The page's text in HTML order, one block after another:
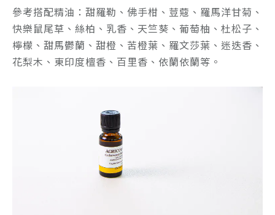
參考搭配精油： 甜羅勒、佛手柑、荳蔻、羅馬洋甘菊、
快樂鼠尾草、絲柏、乳香、天竺葵、葡萄柚、杜松子、
檸檬、甜馬鬱蘭、甜橙、苦橙葉、羅文莎葉、迷迭香、
花梨木、東印度檀香、百里香、依蘭依蘭等。